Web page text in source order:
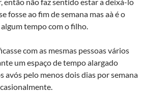
fosse ao fim de semana mas aà­ é o
tempo com o filho.
com as mesmas pessoas vários
um espaço de tempo alargado
avós pelo menos dois dias por semana